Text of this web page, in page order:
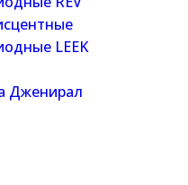
LEEK
Дженирал